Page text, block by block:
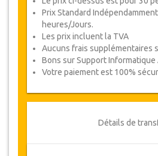
Prix Standard
heures/Jours.
Les prix incluent la TVA
Aucuns frais supplémentaires
Bons sur Support Informatique
Votre paiement est 100%
Détails de